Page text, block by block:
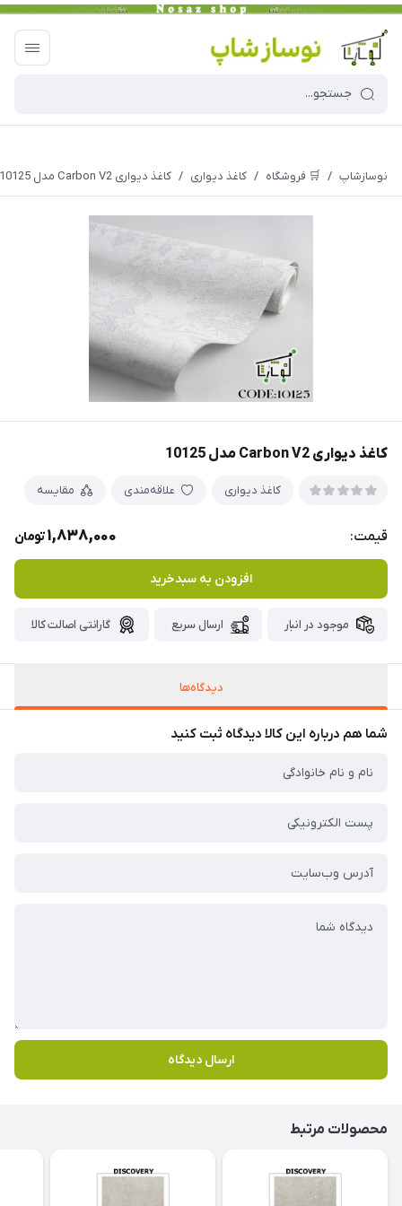
نوسازشاپ / 🛒 فروشگاه / کاغذ دیواری / کاغذ دیواری Carbon V2 مدل 10125
کاغذ دیواری Carbon V2 مدل 10125
کاغذ دیواری علاقه‌مندی مقایسه
قیمت: 1,838,000تومان
افزودن به سبدخرید
موجود در انبار ارسال سریع گارانتی اصالت کالا
دیدگاه‌ها
شما هم درباره این کالا دیدگاه ثبت کنید
ارسال دیدگاه
محصولات مرتبط